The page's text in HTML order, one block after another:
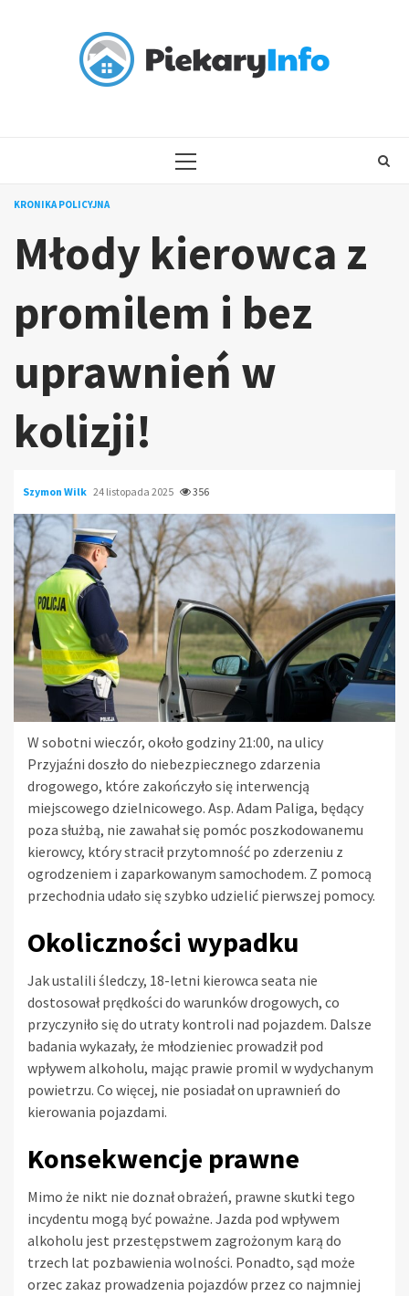
PRIMARY
KRONIKA POLICYJNA
Młody kierowca z
promilem i bez
uprawnień w
kolizji!
Szymon Wilk 24 listopada 2025 356
W sobotni wieczór, około godziny 21:00, na ulicy
Przyjaźni doszło do niebezpiecznego zdarzenia
drogowego, które zakończyło się interwencją
miejscowego dzielnicowego. Asp. Adam Paliga, będący
poza służbą, nie zawahał się pomóc poszkodowanemu
kierowcy, który stracił przytomność po zderzeniu z
ogrodzeniem i zaparkowanym samochodem. Z pomocą
przechodnia udało się szybko udzielić pierwszej pomocy.
Okoliczności wypadku
Jak ustalili śledczy, 18-letni kierowca seata nie
dostosował prędkości do warunków drogowych, co
przyczyniło się do utraty kontroli nad pojazdem. Dalsze
badania wykazały, że młodzieniec prowadził pod
wpływem alkoholu, mając prawie promil w wydychanym
powietrzu. Co więcej, nie posiadał on uprawnień do
kierowania pojazdami.
Konsekwencje prawne
Mimo że nikt nie doznał obrażeń, prawne skutki tego
incydentu mogą być poważne. Jazda pod wpływem
alkoholu jest przestępstwem zagrożonym karą do
trzech lat pozbawienia wolności. Ponadto, sąd może
orzec zakaz prowadzenia pojazdów przez co najmniej